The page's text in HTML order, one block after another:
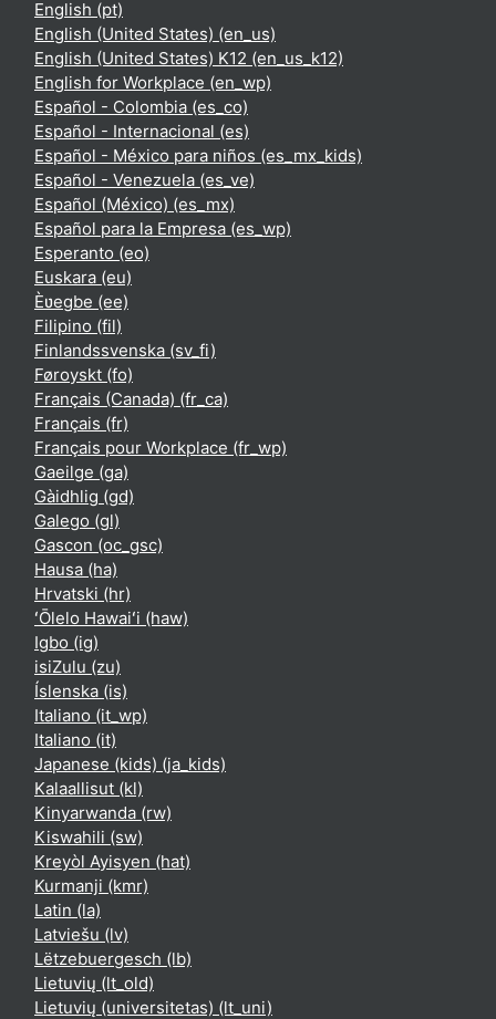
English ‎(pt)‎
English (United States) ‎(en_us)‎
English (United States) K12 ‎(en_us_k12)‎
English for Workplace ‎(en_wp)‎
Español - Colombia ‎(es_co)‎
Español - Internacional ‎(es)‎
Español - México para niños ‎(es_mx_kids)‎
Español - Venezuela ‎(es_ve)‎
Español (México) ‎(es_mx)‎
Español para la Empresa ‎(es_wp)‎
Esperanto ‎(eo)‎
Euskara ‎(eu)‎
Èʋegbe ‎(ee)‎
Filipino ‎(fil)‎
Finlandssvenska ‎(sv_fi)‎
Føroyskt ‎(fo)‎
Français (Canada) ‎(fr_ca)‎
Français ‎(fr)‎
Français pour Workplace ‎(fr_wp)‎
Gaeilge ‎(ga)‎
Gàidhlig ‎(gd)‎
Galego ‎(gl)‎
Gascon ‎(oc_gsc)‎
Hausa ‎(ha)‎
Hrvatski ‎(hr)‎
ʻŌlelo Hawaiʻi ‎(haw)‎
Igbo ‎(ig)‎
isiZulu ‎(zu)‎
Íslenska ‎(is)‎
Italiano ‎(it_wp)‎
Italiano ‎(it)‎
Japanese (kids) ‎(ja_kids)‎
Kalaallisut ‎(kl)‎
Kinyarwanda ‎(rw)‎
Kiswahili ‎(sw)‎
Kreyòl Ayisyen ‎(hat)‎
Kurmanji ‎(kmr)‎
Latin ‎(la)‎
Latviešu ‎(lv)‎
Lëtzebuergesch ‎(lb)‎
Lietuvių ‎(lt_old)‎
Lietuvių (universitetas) ‎(lt_uni)‎